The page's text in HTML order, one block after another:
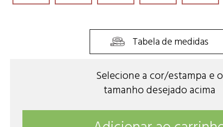
Tabela de medidas
Selecione a cor/estampa e o
tamanho desejado acima